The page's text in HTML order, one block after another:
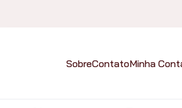
SobreContatoMinha